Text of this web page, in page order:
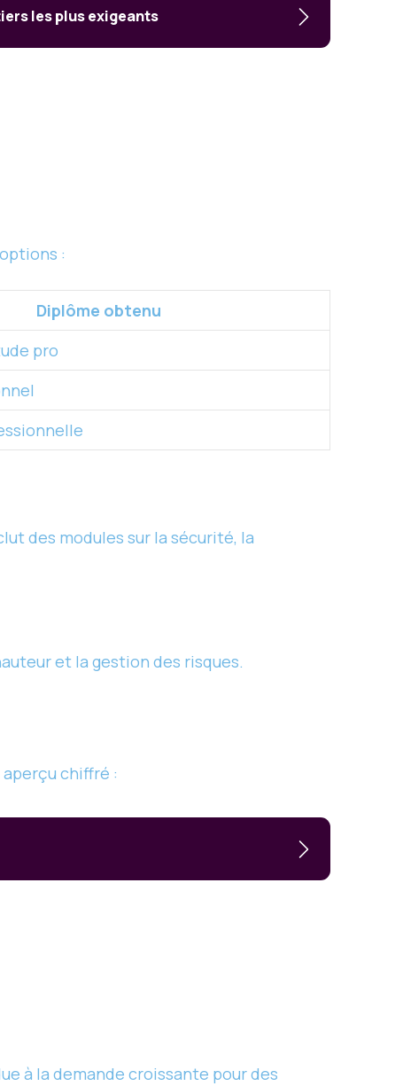
les plus exigeants
:
Diplôme obtenu
pro
des modules sur la sécurité, la
et la gestion des risques.
aperçu chiffré :
à la demande croissante pour des